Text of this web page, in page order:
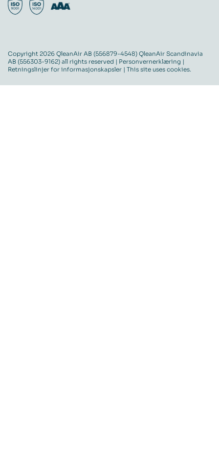
Copyright 2026 QleanAir AB (556879-4548) QleanAir Scandinavia
AB (556303-9162) all rights reserved | Personvernerklæring |
Retningslinjer for informasjonskapsler | This site uses cookies.